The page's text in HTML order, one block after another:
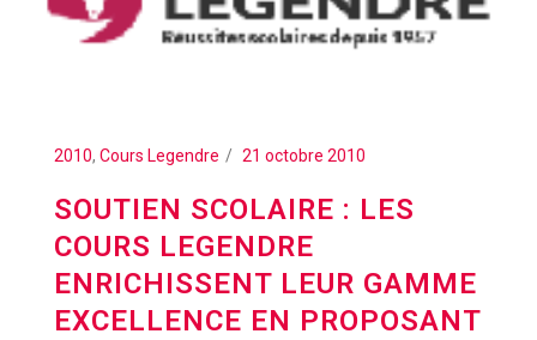
2010, Cours Legendre 21 octobre 2010
SOUTIEN SCOLAIRE : LES
COURS LEGENDRE
ENRICHISSENT LEUR GAMME
EXCELLENCE EN PROPOSANT